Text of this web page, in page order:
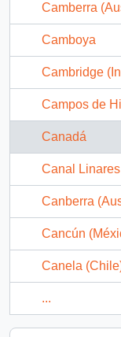
Camberra
Camboya
Cambridge
Campos de
Canadá
Canal
Canberra
Cancún
Canela
...